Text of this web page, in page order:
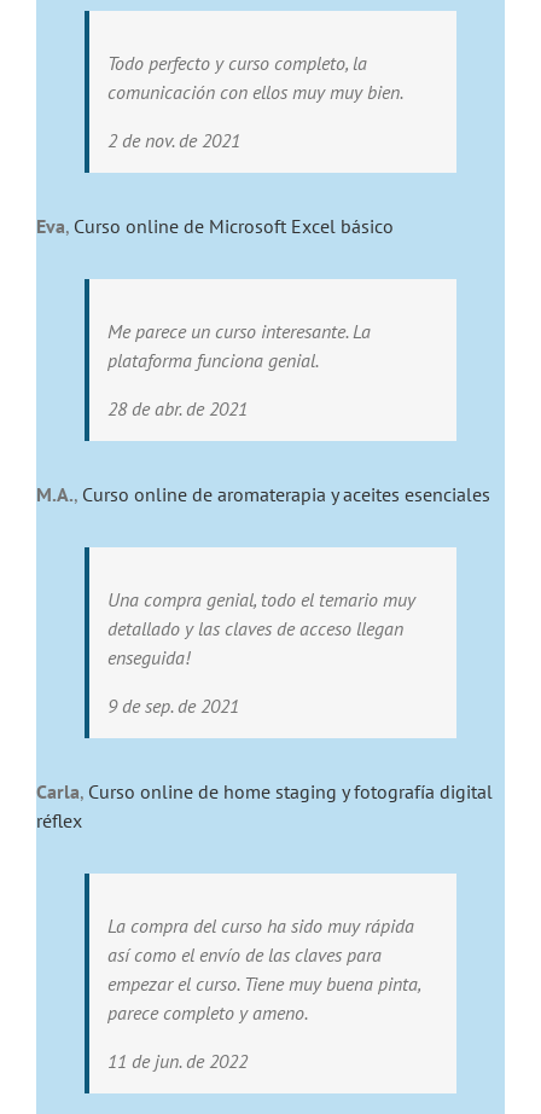
Todo perfecto y curso completo, la
comunicación con ellos muy muy bien.
2 de nov. de 2021
Eva, Curso online de Microsoft Excel básico
Me parece un curso interesante. La
plataforma funciona genial.
28 de abr. de 2021
M.A., Curso online de aromaterapia y aceites esenciales
Una compra genial, todo el temario muy
detallado y las claves de acceso llegan
enseguida!
9 de sep. de 2021
Carla, Curso online de home staging y fotografía digital
réflex
La compra del curso ha sido muy rápida
así como el envío de las claves para
empezar el curso. Tiene muy buena pinta,
parece completo y ameno.
11 de jun. de 2022